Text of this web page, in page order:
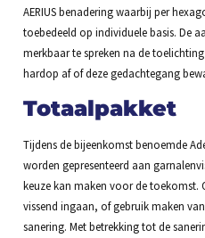
AERIUS benadering waarbij per
toebedeeld op individuele basis. De
merkbaar te spreken na de
hardop af of deze gedachtegang
Totaalpakket
Tijdens de bijeenkomst benoemde
worden gepresenteerd aan
keuze kan maken voor de toekomst.
vissend ingaan, of gebruik maken
sanering. Met betrekking tot de